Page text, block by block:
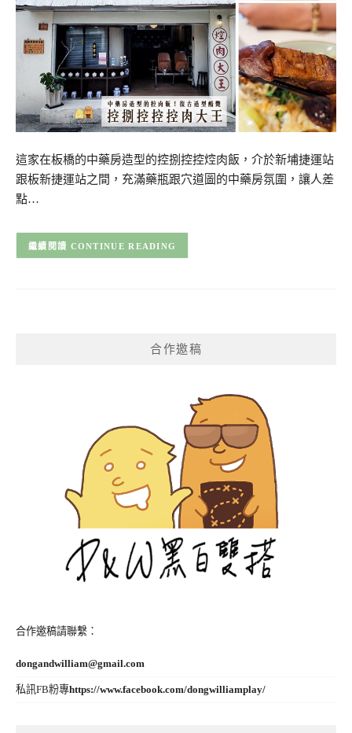
這家在板橋的中藥房造型的控捌控控焢肉飯，介於新埔捷運站
跟板新捷運站之間，充滿藥瓶跟穴道圖的中藥房氛圍，讓人差
點…
CONTINUE READING
合作邀稿
合作邀稿請聯繫：
dongandwilliam@gmail.com
私訊FB粉專https://www.facebook.com/dongwilliamplay/